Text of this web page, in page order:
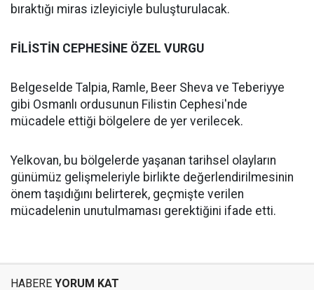
bıraktığı miras izleyiciyle buluşturulacak.
FİLİSTİN CEPHESİNE ÖZEL VURGU
Belgeselde Talpia, Ramle, Beer Sheva ve Teberiyye
gibi Osmanlı ordusunun Filistin Cephesi'nde
mücadele ettiği bölgelere de yer verilecek.
Yelkovan, bu bölgelerde yaşanan tarihsel olayların
günümüz gelişmeleriyle birlikte değerlendirilmesinin
önem taşıdığını belirterek, geçmişte verilen
mücadelenin unutulmaması gerektiğini ifade etti.
HABERE YORUM KAT